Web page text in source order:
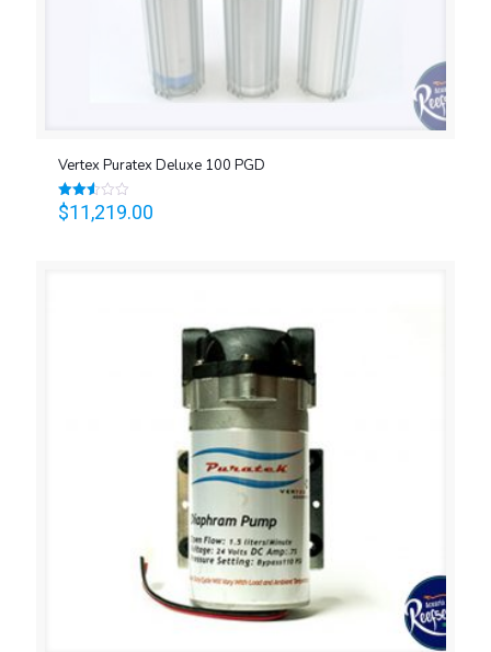
Vertex Puratex Deluxe 100 PGD
Valorado
en
$11,219.00